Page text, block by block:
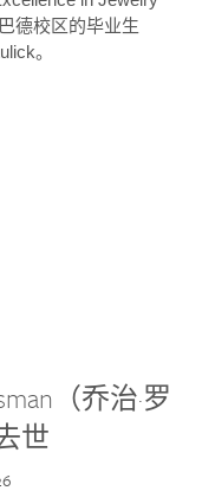
德校区的毕业生
。
（乔治·罗
世